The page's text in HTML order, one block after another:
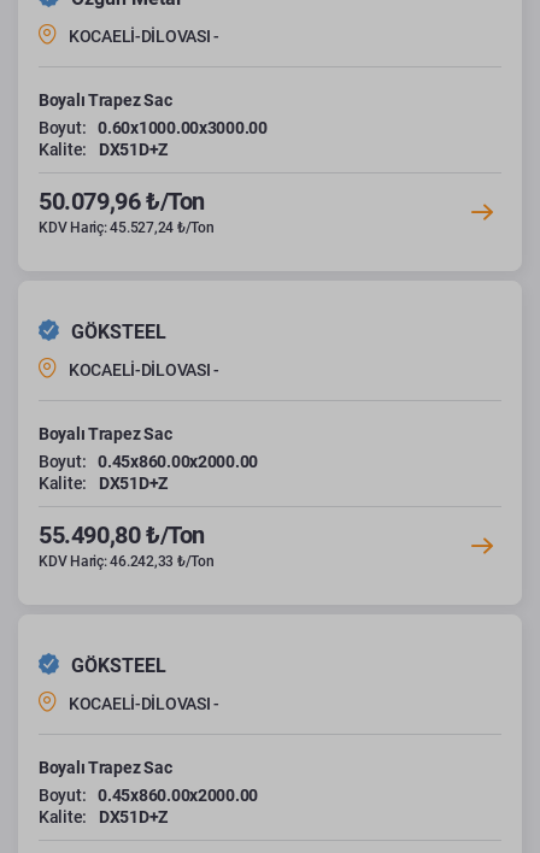
KOCAELİ-DİLOVASI -
Boyalı Trapez Sac
Boyut:
0.60x1000.00x3000.00
Kalite:
DX51D+Z
50.079,96 ₺/Ton
KDV Hariç: 45.527,24 ₺/Ton
GÖKSTEEL
KOCAELİ-DİLOVASI -
Boyalı Trapez Sac
Boyut:
0.45x860.00x2000.00
Kalite:
DX51D+Z
55.490,80 ₺/Ton
KDV Hariç: 46.242,33 ₺/Ton
GÖKSTEEL
KOCAELİ-DİLOVASI -
Boyalı Trapez Sac
Boyut:
0.45x860.00x2000.00
Kalite:
DX51D+Z